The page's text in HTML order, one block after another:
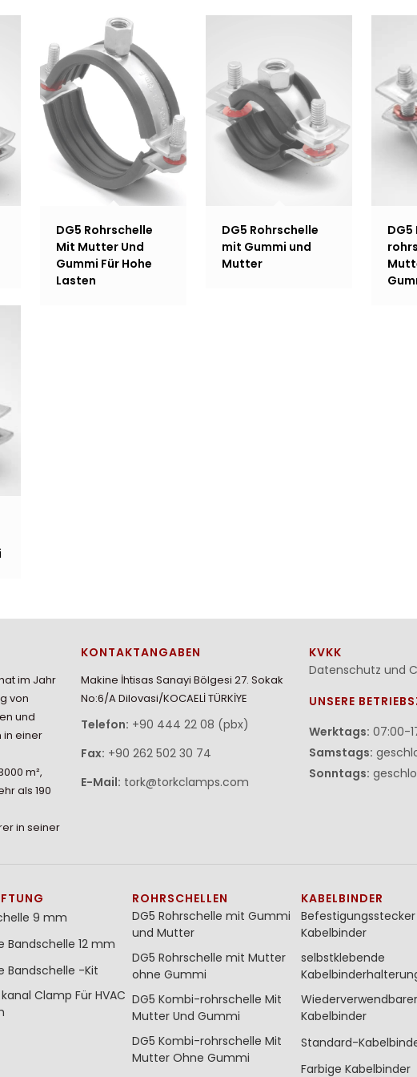
DG5 Rohrschelle
Mit Mutter Und
Gummi Für Hohe
Lasten
DG5 Rohrschelle
mit Gummi und
Mutter
im Jahr
von
und
in einer
m²,
als 190
in seiner
KONTAKTANGABEN
Makine İhtisas Sanayi Bölgesi 27. Sokak
No:6/A Dilovasi/KOCAELİ TÜRKİYE
Telefon: +90 444 22 08 (pbx)
Fax: +90 262 502 30 74
E-Mail: tork@torkclamps.com
KVKK
Datenschutz und
UNSERE
Werktags: 07:00-
Samstags:
Sonntags:
9 mm
Bandschelle 12 mm
Bandschelle -Kit
Clamp Für HVAC
ROHRSCHELLEN
DG5 Rohrschelle mit Gummi
und Mutter
DG5 Rohrschelle mit Mutter
ohne Gummi
DG5 Kombi-rohrschelle Mit
Mutter Und Gummi
DG5 Kombi-rohrschelle Mit
Mutter Ohne Gummi
KABELBINDER
Kabelbinder
selbstklebende
Wiederverwendbarer
Kabelbinder
Standard-
Farbige Kabelbinder